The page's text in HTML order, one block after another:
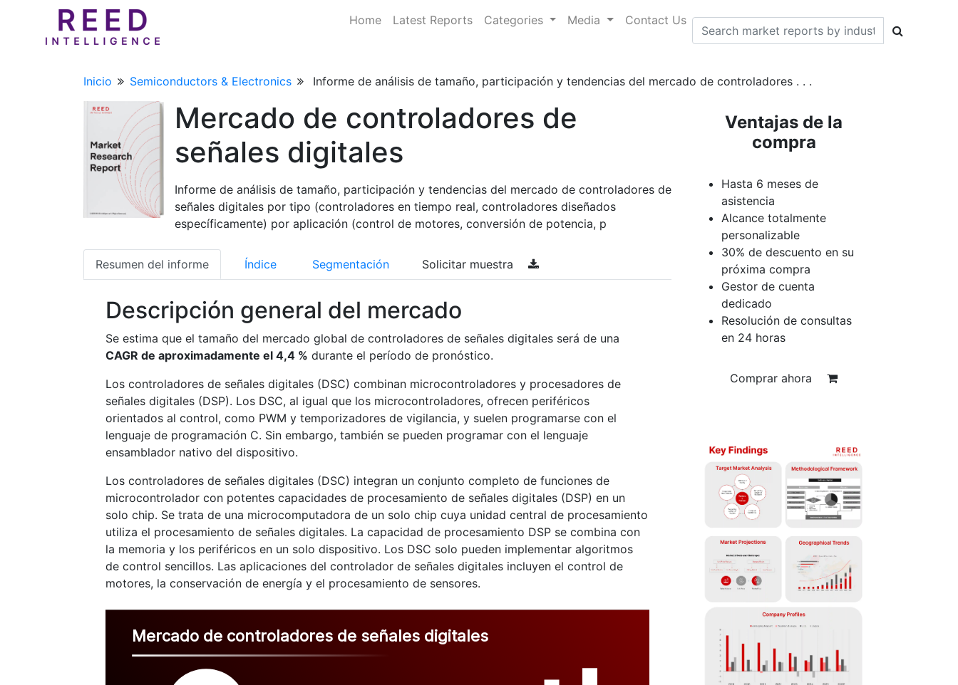
Home Latest Reports Categories Media Contact Us
Inicio Semiconductors & Electronics Informe de análisis de tamaño, participación y tendencias del mercado de controladores . . .
Mercado de controladores de
señales digitales
Informe de análisis de tamaño, participación y tendencias del mercado de controladores de
señales digitales por tipo (controladores en tiempo real, controladores diseñados
específicamente) por aplicación (control de motores, conversión de potencia, p
Resumen del informe Índice Segmentación Solicitar muestra
Descripción general del mercado
Se estima que el tamaño del mercado global de controladores de señales digitales será de una
CAGR de aproximadamente el 4,4 % durante el período de pronóstico.
Los controladores de señales digitales (DSC) combinan microcontroladores y procesadores de
señales digitales (DSP). Los DSC, al igual que los microcontroladores, ofrecen periféricos
orientados al control, como PWM y temporizadores de vigilancia, y suelen programarse con el
lenguaje de programación C. Sin embargo, también se pueden programar con el lenguaje
ensamblador nativo del dispositivo.
Los controladores de señales digitales (DSC) integran un conjunto completo de funciones de
microcontrolador con potentes capacidades de procesamiento de señales digitales (DSP) en un
solo chip. Se trata de una microcomputadora de un solo chip cuya unidad central de procesamiento
utiliza el procesamiento de señales digitales. La capacidad de procesamiento DSP se combina con
la memoria y los periféricos en un solo dispositivo. Los DSC solo pueden implementar algoritmos
de control sencillos. Las aplicaciones del controlador de señales digitales incluyen el control de
motores, la conservación de energía y el procesamiento de sensores.
Mercado de controladores de señales digitales
Ventajas de la
compra
Hasta 6 meses de
asistencia
Alcance totalmente
personalizable
30% de descuento en su
próxima compra
Gestor de cuenta
dedicado
Resolución de consultas
en 24 horas
Comprar ahora